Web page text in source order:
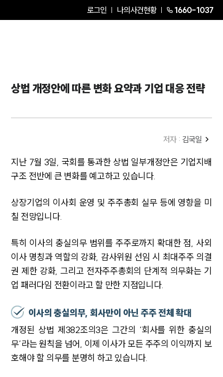
로그인 나의사건현황 1660-1037
상법 개정안에 따른 변화 요약과 기업 대응 전략
저자 : 김국일
지난 7월 3일, 국회를 통과한 상법 일부개정안은 기업지배
구조 전반에 큰 변화를 예고하고 있습니다.
상장기업의 이사회 운영 및 주주총회 실무 등에 영향을 미
칠 전망입니다.
특히 이사의 충실의무 범위를 주주로까지 확대한 점, 사외
이사 명칭과 역할의 강화, 감사위원 선임 시 최대주주 의결
권 제한 강화, 그리고 전자주주총회의 단계적 의무화는 기
업 패러다임 전환이라고 할 만한 지점입니다.
이사의 충실의무, 회사만이 아닌 주주 전체 확대
개정된 상법 제382조의3은 그간의 ‘회사를 위한 충실의
무’라는 원칙을 넘어, 이제 이사가 모든 주주의 이익까지 보
호해야 할 의무를 분명히 하고 있습니다.